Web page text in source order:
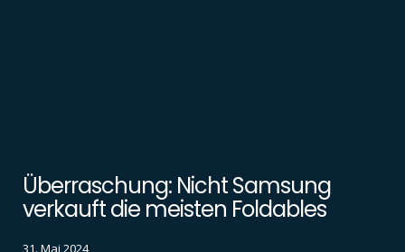
Überraschung: Nicht Samsung
verkauft die meisten Foldables
31. Mai 2024